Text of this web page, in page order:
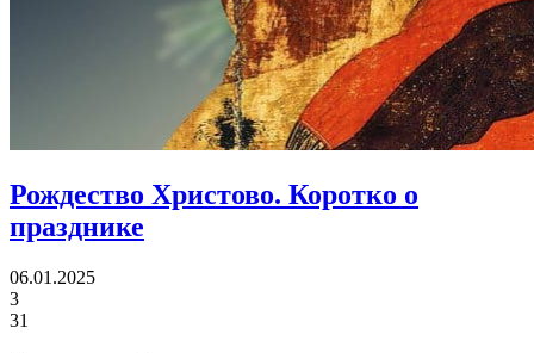
Рождество Христово. Коротко о
празднике
06.01.2025
3
31